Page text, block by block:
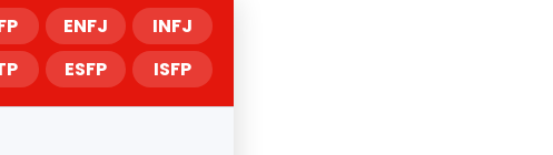
ENFJ
INFJ
ESFP ISFP